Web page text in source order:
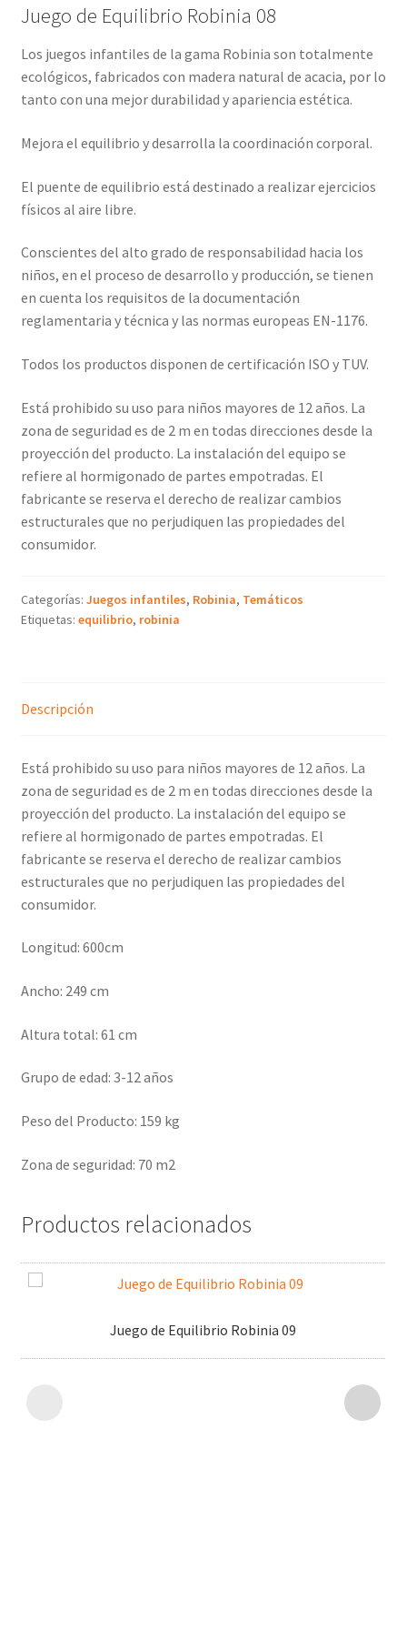
Juego de Equilibrio Robinia 08
Los juegos infantiles de la gama Robinia son totalmente
ecológicos, fabricados con madera natural de acacia, por lo
tanto con una mejor durabilidad y apariencia estética.
Mejora el equilibrio y desarrolla la coordinación corporal.
El puente de equilibrio está destinado a realizar ejercicios
físicos al aire libre.
Conscientes del alto grado de responsabilidad hacia los
niños, en el proceso de desarrollo y producción, se tienen
en cuenta los requisitos de la documentación
reglamentaria y técnica y las normas europeas EN-1176.
Todos los productos disponen de certificación ISO y TUV.
Está prohibido su uso para niños mayores de 12 años. La
zona de seguridad es de 2 m en todas direcciones desde la
proyección del producto. La instalación del equipo se
refiere al hormigonado de partes empotradas. El
fabricante se reserva el derecho de realizar cambios
estructurales que no perjudiquen las propiedades del
consumidor.
Categorías: Juegos infantiles, Robinia, Temáticos
Etiquetas: equilibrio, robinia
Descripción
Está prohibido su uso para niños mayores de 12 años. La
zona de seguridad es de 2 m en todas direcciones desde la
proyección del producto. La instalación del equipo se
refiere al hormigonado de partes empotradas. El
fabricante se reserva el derecho de realizar cambios
estructurales que no perjudiquen las propiedades del
consumidor.
Longitud: 600cm
Ancho: 249 cm
Altura total: 61 cm
Grupo de edad: 3-12 años
Peso del Producto: 159 kg
Zona de seguridad: 70 m2
Productos relacionados
Juego de Equilibrio Robinia 09